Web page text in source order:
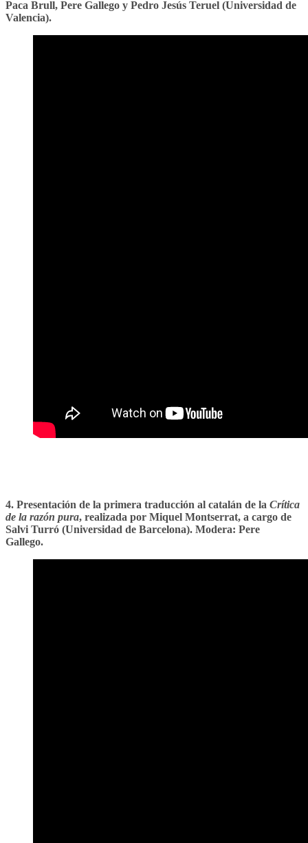
Paca Brull, Pere Gallego y Pedro Jesús Teruel (Universidad de
Valencia).
4. Presentación de la primera traducción al catalán de la Crítica
de la razón pura, realizada por Miquel Montserrat, a cargo de
Salvi Turró (Universidad de Barcelona). Modera: Pere
Gallego.